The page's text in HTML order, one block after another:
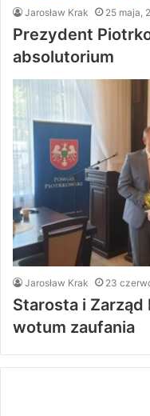
Jarosław Krak 25 maja,
Prezydent
absolutorium
Jarosław Krak 23
Starosta i
wotum zaufania